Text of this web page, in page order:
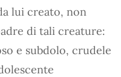
lui creato, non
di tali creature:
e subdolo, crudele